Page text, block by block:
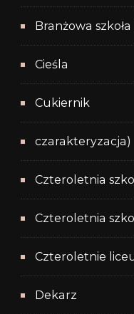
Branżowa
Cieśla
Cukiernik
czarakteryzacja)
Czteroletnia
Czteroletnia
Czteroletnie
Dekarz